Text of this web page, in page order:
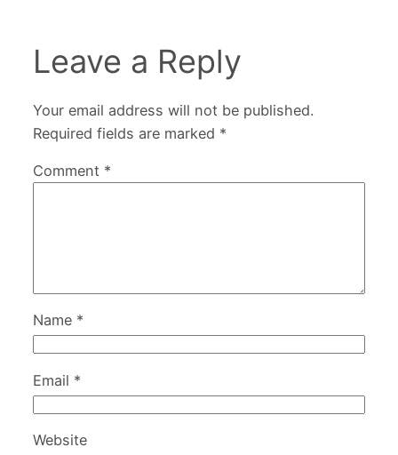
Leave a Reply
Your email address will not be published.
Required fields are marked *
Comment *
Name *
Email *
Website